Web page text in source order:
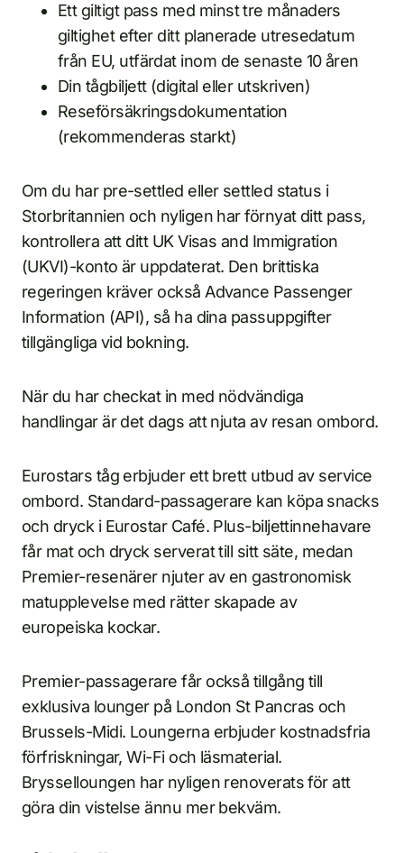
Ett giltigt pass med minst tre månaders
giltighet efter ditt planerade utresedatum
från EU, utfärdat inom de senaste 10 åren
Din tågbiljett (digital eller utskriven)
Reseförsäkringsdokumentation
(rekommenderas starkt)
Om du har pre-settled eller settled status i
Storbritannien och nyligen har förnyat ditt pass,
kontrollera att ditt UK Visas and Immigration
(UKVI)-konto är uppdaterat. Den brittiska
regeringen kräver också Advance Passenger
Information (API), så ha dina passuppgifter
tillgängliga vid bokning.
När du har checkat in med nödvändiga
handlingar är det dags att njuta av resan ombord.
Eurostars tåg erbjuder ett brett utbud av service
ombord. Standard-passagerare kan köpa snacks
och dryck i Eurostar Café. Plus-biljettinnehavare
får mat och dryck serverat till sitt säte, medan
Premier-resenärer njuter av en gastronomisk
matupplevelse med rätter skapade av
europeiska kockar.
Premier-passagerare får också tillgång till
exklusiva lounger på London St Pancras och
Brussels-Midi. Loungerna erbjuder kostnadsfria
förfriskningar, Wi-Fi och läsmaterial.
Brysselloungen har nyligen renoverats för att
göra din vistelse ännu mer bekväm.